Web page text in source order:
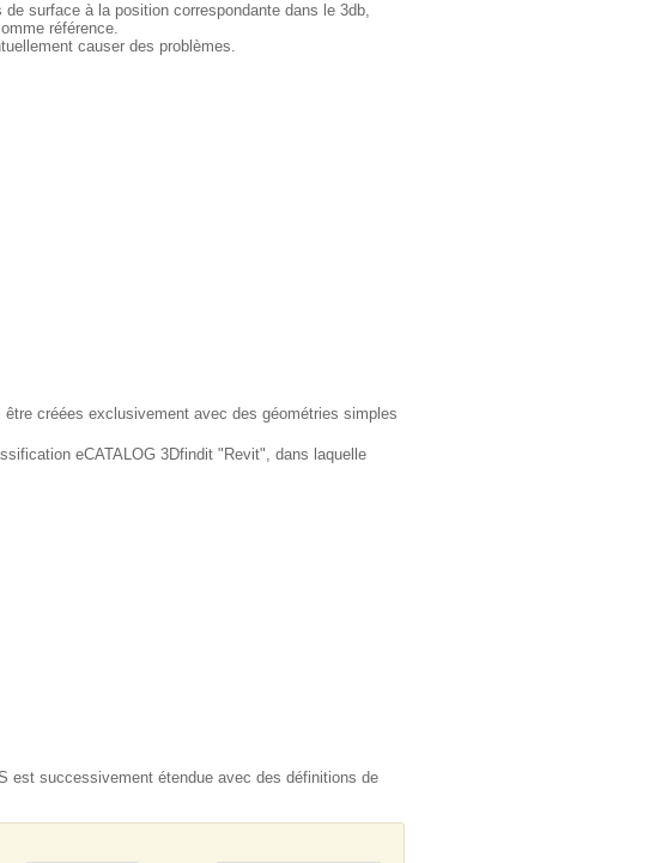
surface à la position correspondante dans le 3db,
référence.
causer des problèmes.
être créées exclusivement avec des géométries simples
eCATALOG 3Dfindit "Revit", dans laquelle
est successivement étendue avec des définitions de